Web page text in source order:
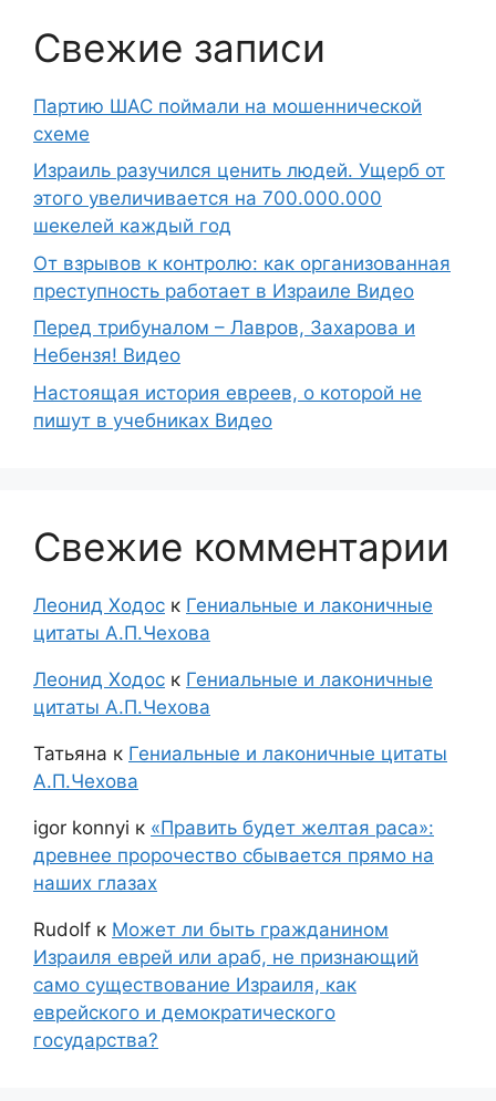
Свежие записи
Партию ШАС поймали на мошеннической
схеме
Израиль разучился ценить людей. Ущерб от
этого увеличивается на 700.000.000
шекелей каждый год
От взрывов к контролю: как организованная
преступность работает в Израиле Видео
Перед трибуналом – Лавров, Захарова и
Небензя! Видео
Настоящая история евреев, о которой не
пишут в учебниках Видео
Свежие комментарии
Леонид Ходос к Гениальные и лаконичные
цитаты А.П.Чехова
Леонид Ходос к Гениальные и лаконичные
цитаты А.П.Чехова
Татьяна к Гениальные и лаконичные цитаты
А.П.Чехова
igor konnyi к «Править будет желтая раса»:
древнее пророчество сбывается прямо на
наших глазах
Rudolf к Может ли быть гражданином
Израиля еврей или араб, не признающий
само существование Израиля, как
еврейского и демократического
государства?